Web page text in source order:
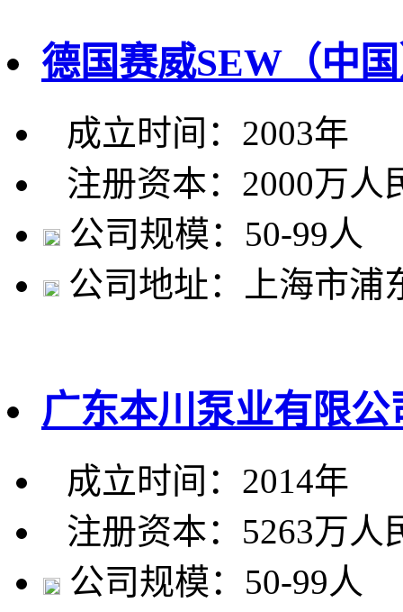
德国赛威SEW（中
成立时间：2003年
注册资本：2000万人
公司规模：50-99人
公司地址：上海市浦
广东本川泵业有限公
成立时间：2014年
注册资本：5263万人
公司规模：50-99人